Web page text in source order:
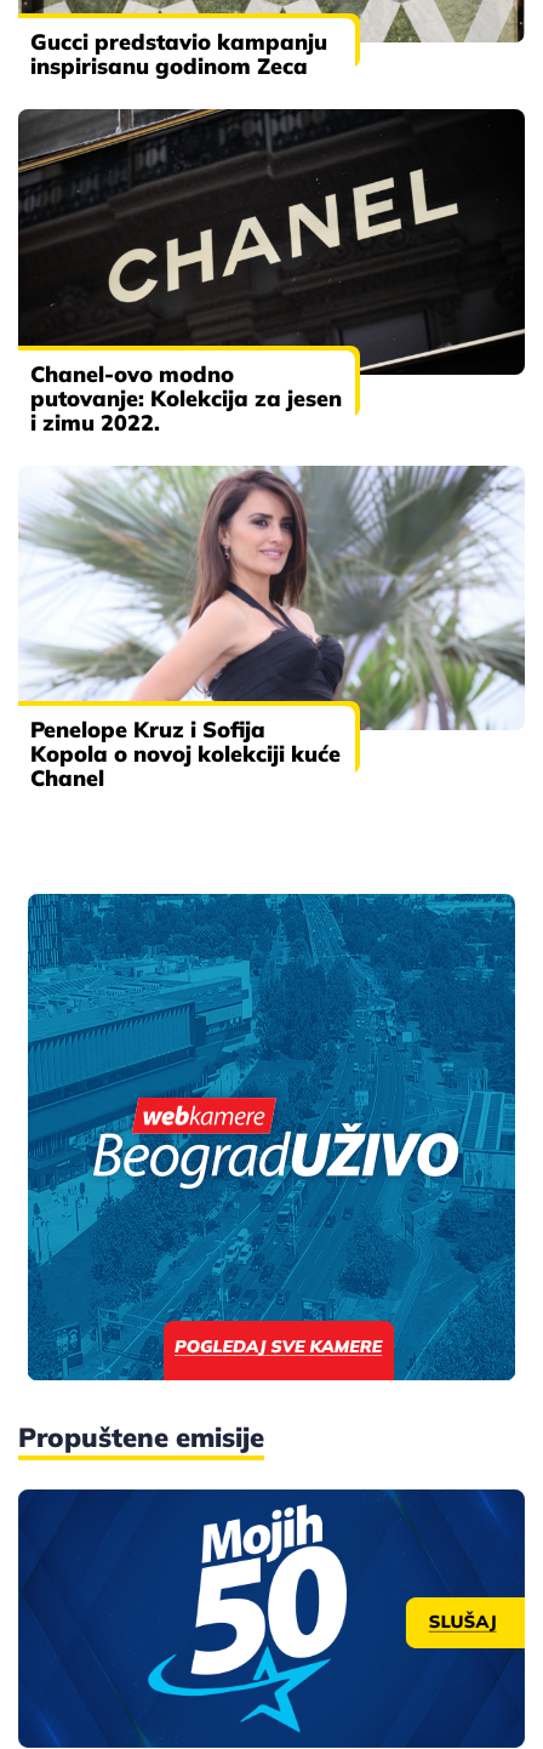
Gucci predstavio kampanju
inspirisanu godinom Zeca
Chanel-ovo modno
putovanje: Kolekcija za jesen
i zimu 2022.
Penelope Kruz i Sofija
Kopola o novoj kolekciji kuće
Chanel
Propuštene emisije